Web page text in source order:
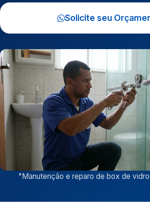
Solicite seu
"Manutenção e reparo de box de